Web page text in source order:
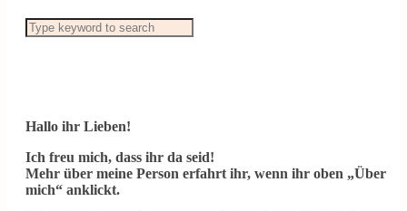
Hallo ihr Lieben!
Ich freu mich, dass ihr da seid!
Mehr über meine Person erfahrt ihr, wenn ihr oben „Über
mich“ anklickt.